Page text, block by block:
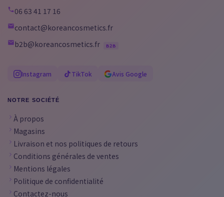
06 63 41 17 16
contact@koreancosmetics.fr
b2b@koreancosmetics.fr
B2B
Instagram TikTok Avis Google
NOTRE SOCIÉTÉ
À propos
Magasins
Livraison et nos politiques de retours
Conditions générales de ventes
Mentions légales
Politique de confidentialité
Contactez-nous